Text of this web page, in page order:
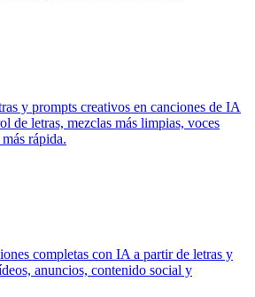
y prompts creativos en canciones de IA
de letras, mezclas más limpias, voces
rápida.
completas con IA a partir de letras y
anuncios, contenido social y